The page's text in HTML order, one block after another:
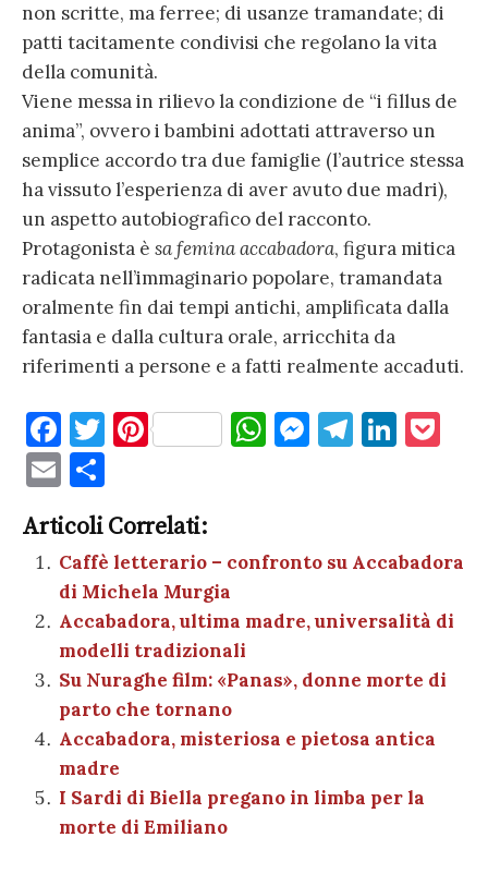
non scritte, ma ferree; di usanze tramandate; di
patti tacitamente condivisi che regolano la vita
della comunità.
Viene messa in rilievo la condizione de “i fillus de
anima”, ovvero i bambini adottati attraverso un
semplice accordo tra due famiglie (l’autrice stessa
ha vissuto l’esperienza di aver avuto due madri),
un aspetto autobiografico del racconto.
Protagonista è sa femina accabadora, figura mitica
radicata nell’immaginario popolare, tramandata
oralmente fin dai tempi antichi, amplificata dalla
fantasia e dalla cultura orale, arricchita da
riferimenti a persone e a fatti realmente accaduti.
F
a
c
e
b
o
o
k
T
te
r
Pi
es
t
W
A
p
p
M
g
er
T
a
Li
dI
n
et
E
m
ai
l
n
di
vi
di
Articoli Correlati:
Caffè letterario – confronto su Accabadora
di Michela Murgia
Accabadora, ultima madre, universalità di
modelli tradizionali
Su Nuraghe film: «Panas», donne morte di
parto che tornano
Accabadora, misteriosa e pietosa antica
madre
I Sardi di Biella pregano in limba per la
morte di Emiliano